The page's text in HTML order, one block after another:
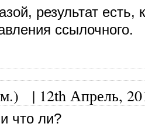
результат есть,
ссылочного.
| 12th Апрель,
что ли?